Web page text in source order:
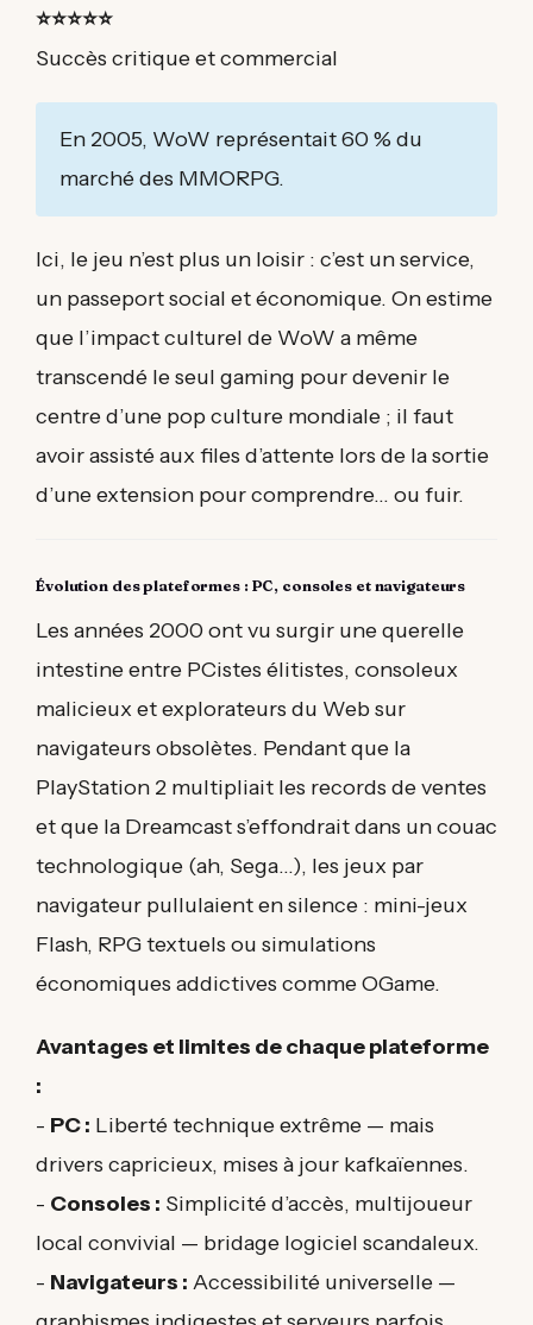
⭐⭐⭐⭐⭐
Succès critique et commercial
En 2005, WoW représentait 60 % du
marché des MMORPG.
Ici, le jeu n’est plus un loisir : c’est un service,
un passeport social et économique. On estime
que l’impact culturel de WoW a même
transcendé le seul gaming pour devenir le
centre d’une pop culture mondiale ; il faut
avoir assisté aux files d’attente lors de la sortie
d’une extension pour comprendre… ou fuir.
Évolution des plateformes : PC, consoles et navigateurs
Les années 2000 ont vu surgir une querelle
intestine entre PCistes élitistes, consoleux
malicieux et explorateurs du Web sur
navigateurs obsolètes. Pendant que la
PlayStation 2 multipliait les records de ventes
et que la Dreamcast s’effondrait dans un couac
technologique (ah, Sega…), les jeux par
navigateur pullulaient en silence : mini-jeux
Flash, RPG textuels ou simulations
économiques addictives comme OGame.
Avantages et limites de chaque plateforme
:
- PC : Liberté technique extrême — mais
drivers capricieux, mises à jour kafkaïennes.
- Consoles : Simplicité d’accès, multijoueur
local convivial — bridage logiciel scandaleux.
- Navigateurs : Accessibilité universelle —